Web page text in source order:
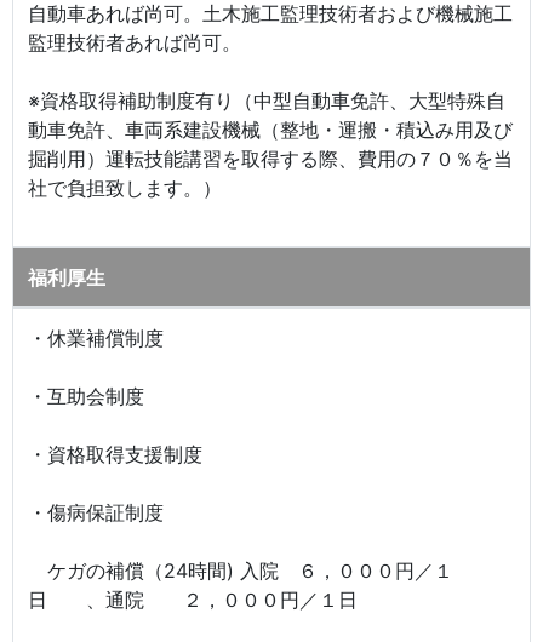
自動車あれば尚可。土木施工監理技術者および機械施工
監理技術者あれば尚可。
※資格取得補助制度有り（中型自動車免許、大型特殊自
動車免許、車両系建設機械（整地・運搬・積込み用及び
掘削用）運転技能講習を取得する際、費用の７０％を当
社で負担致します。）
福利厚生
・休業補償制度
・互助会制度
・資格取得支援制度
・傷病保証制度
ケガの補償（24時間) 入院 ６，０００円／１
日 、通院 ２，０００円／１日